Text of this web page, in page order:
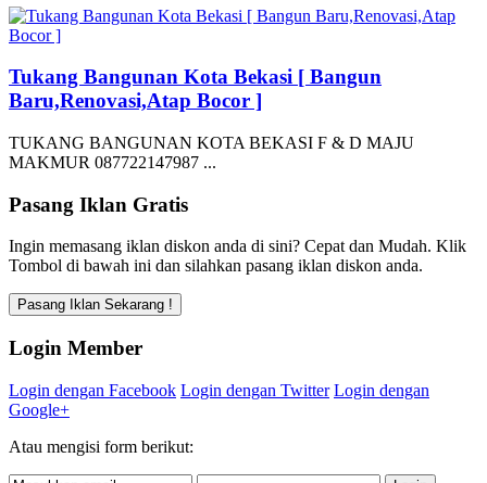
Tukang Bangunan Kota Bekasi [ Bangun
Baru,Renovasi,Atap Bocor ]
TUKANG BANGUNAN KOTA BEKASI F & D MAJU
MAKMUR 087722147987 ...
Pasang Iklan Gratis
Ingin memasang iklan diskon anda di sini? Cepat dan Mudah. Klik
Tombol di bawah ini dan silahkan pasang iklan diskon anda.
Login Member
Login dengan Facebook Login dengan Twitter Login dengan
Google+
Atau mengisi form berikut: